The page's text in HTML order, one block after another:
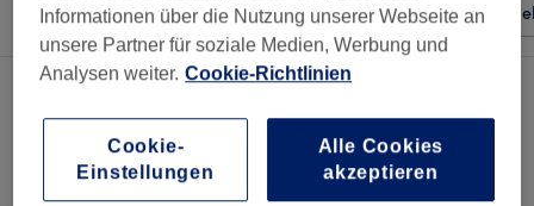
Sortieren nach Besonderheiten Salons
Ein Salon, der anbietet: pediküre in Zentrum, Jena
Informationen über die Nutzung unserer Webseite an
unsere Partner für soziale Medien, Werbung und
Analysen weiter. Cookie-Richtlinien
Cookie-
Einstellungen
Alle Cookies
akzeptieren